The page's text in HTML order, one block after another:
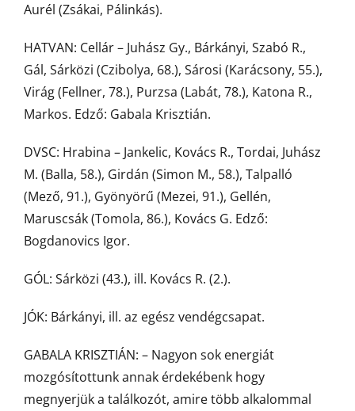
Aurél (Zsákai, Pálinkás).
HATVAN: Cellár – Juhász Gy., Bárkányi, Szabó R.,
Gál, Sárközi (Czibolya, 68.), Sárosi (Karácsony, 55.),
Virág (Fellner, 78.), Purzsa (Labát, 78.), Katona R.,
Markos. Edző: Gabala Krisztián.
DVSC: Hrabina – Jankelic, Kovács R., Tordai, Juhász
M. (Balla, 58.), Girdán (Simon M., 58.), Talpalló
(Mező, 91.), Gyönyörű (Mezei, 91.), Gellén,
Maruscsák (Tomola, 86.), Kovács G. Edző:
Bogdanovics Igor.
GÓL: Sárközi (43.), ill. Kovács R. (2.).
JÓK: Bárkányi, ill. az egész vendégcsapat.
GABALA KRISZTIÁN: – Nagyon sok energiát
mozgósítottunk annak érdekébenk hogy
megnyerjük a találkozót, amire több alkalommal